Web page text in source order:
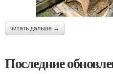
читать дальше →
Последние